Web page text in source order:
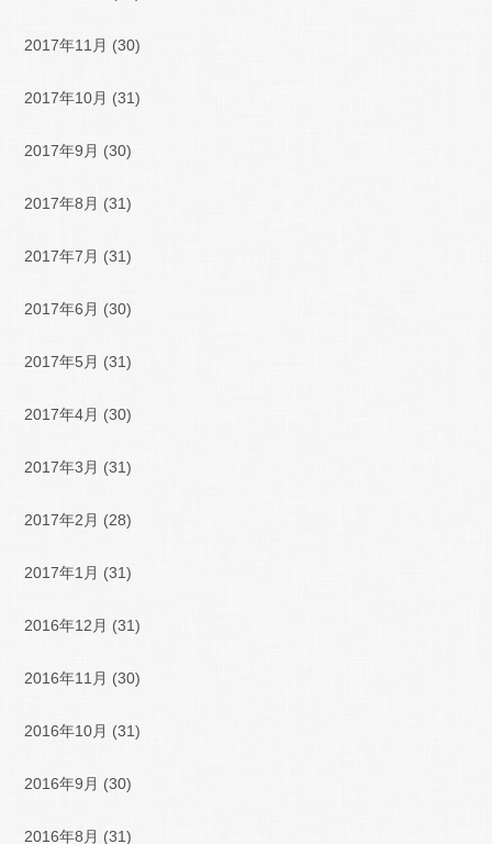
2017年11月 (30)
2017年10月 (31)
2017年9月 (30)
2017年8月 (31)
2017年7月 (31)
2017年6月 (30)
2017年5月 (31)
2017年4月 (30)
2017年3月 (31)
2017年2月 (28)
2017年1月 (31)
2016年12月 (31)
2016年11月 (30)
2016年10月 (31)
2016年9月 (30)
2016年8月 (31)